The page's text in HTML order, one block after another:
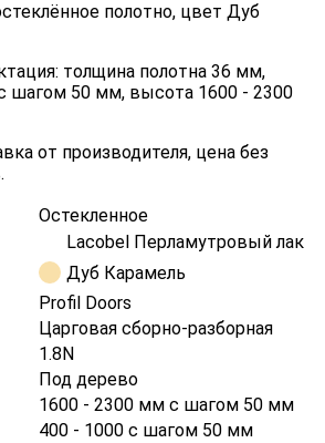
полотно, цвет Дуб
толщина полотна 36 мм,
шагом 50 мм, высота 1600 - 2300
от производителя, цена без
Остекленное
Lacobel Перламутровый лак
Дуб Карамель
Profil Doors
Царговая сборно-разборная
1.8N
Под дерево
1600 - 2300 мм с шагом 50 мм
400 - 1000 с шагом 50 мм